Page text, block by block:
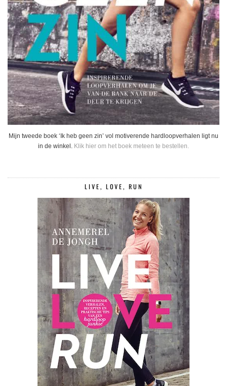
Mijn tweede boek ‘Ik heb geen zin’ vol motiverende hardloopverhalen ligt nu
in de winkel. Klik hier om het boek meteen te bestellen.
LIVE, LOVE, RUN